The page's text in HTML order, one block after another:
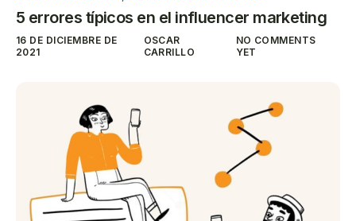
5 errores típicos en el influencer marketing
16 DE DICIEMBRE DE
2021
OSCAR
CARRILLO
NO COMMENTS
YET